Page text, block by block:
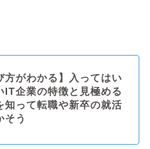
方がわかる】入ってはい
IT企業の特徴と見極める
知って転職や新卒の就活
そう